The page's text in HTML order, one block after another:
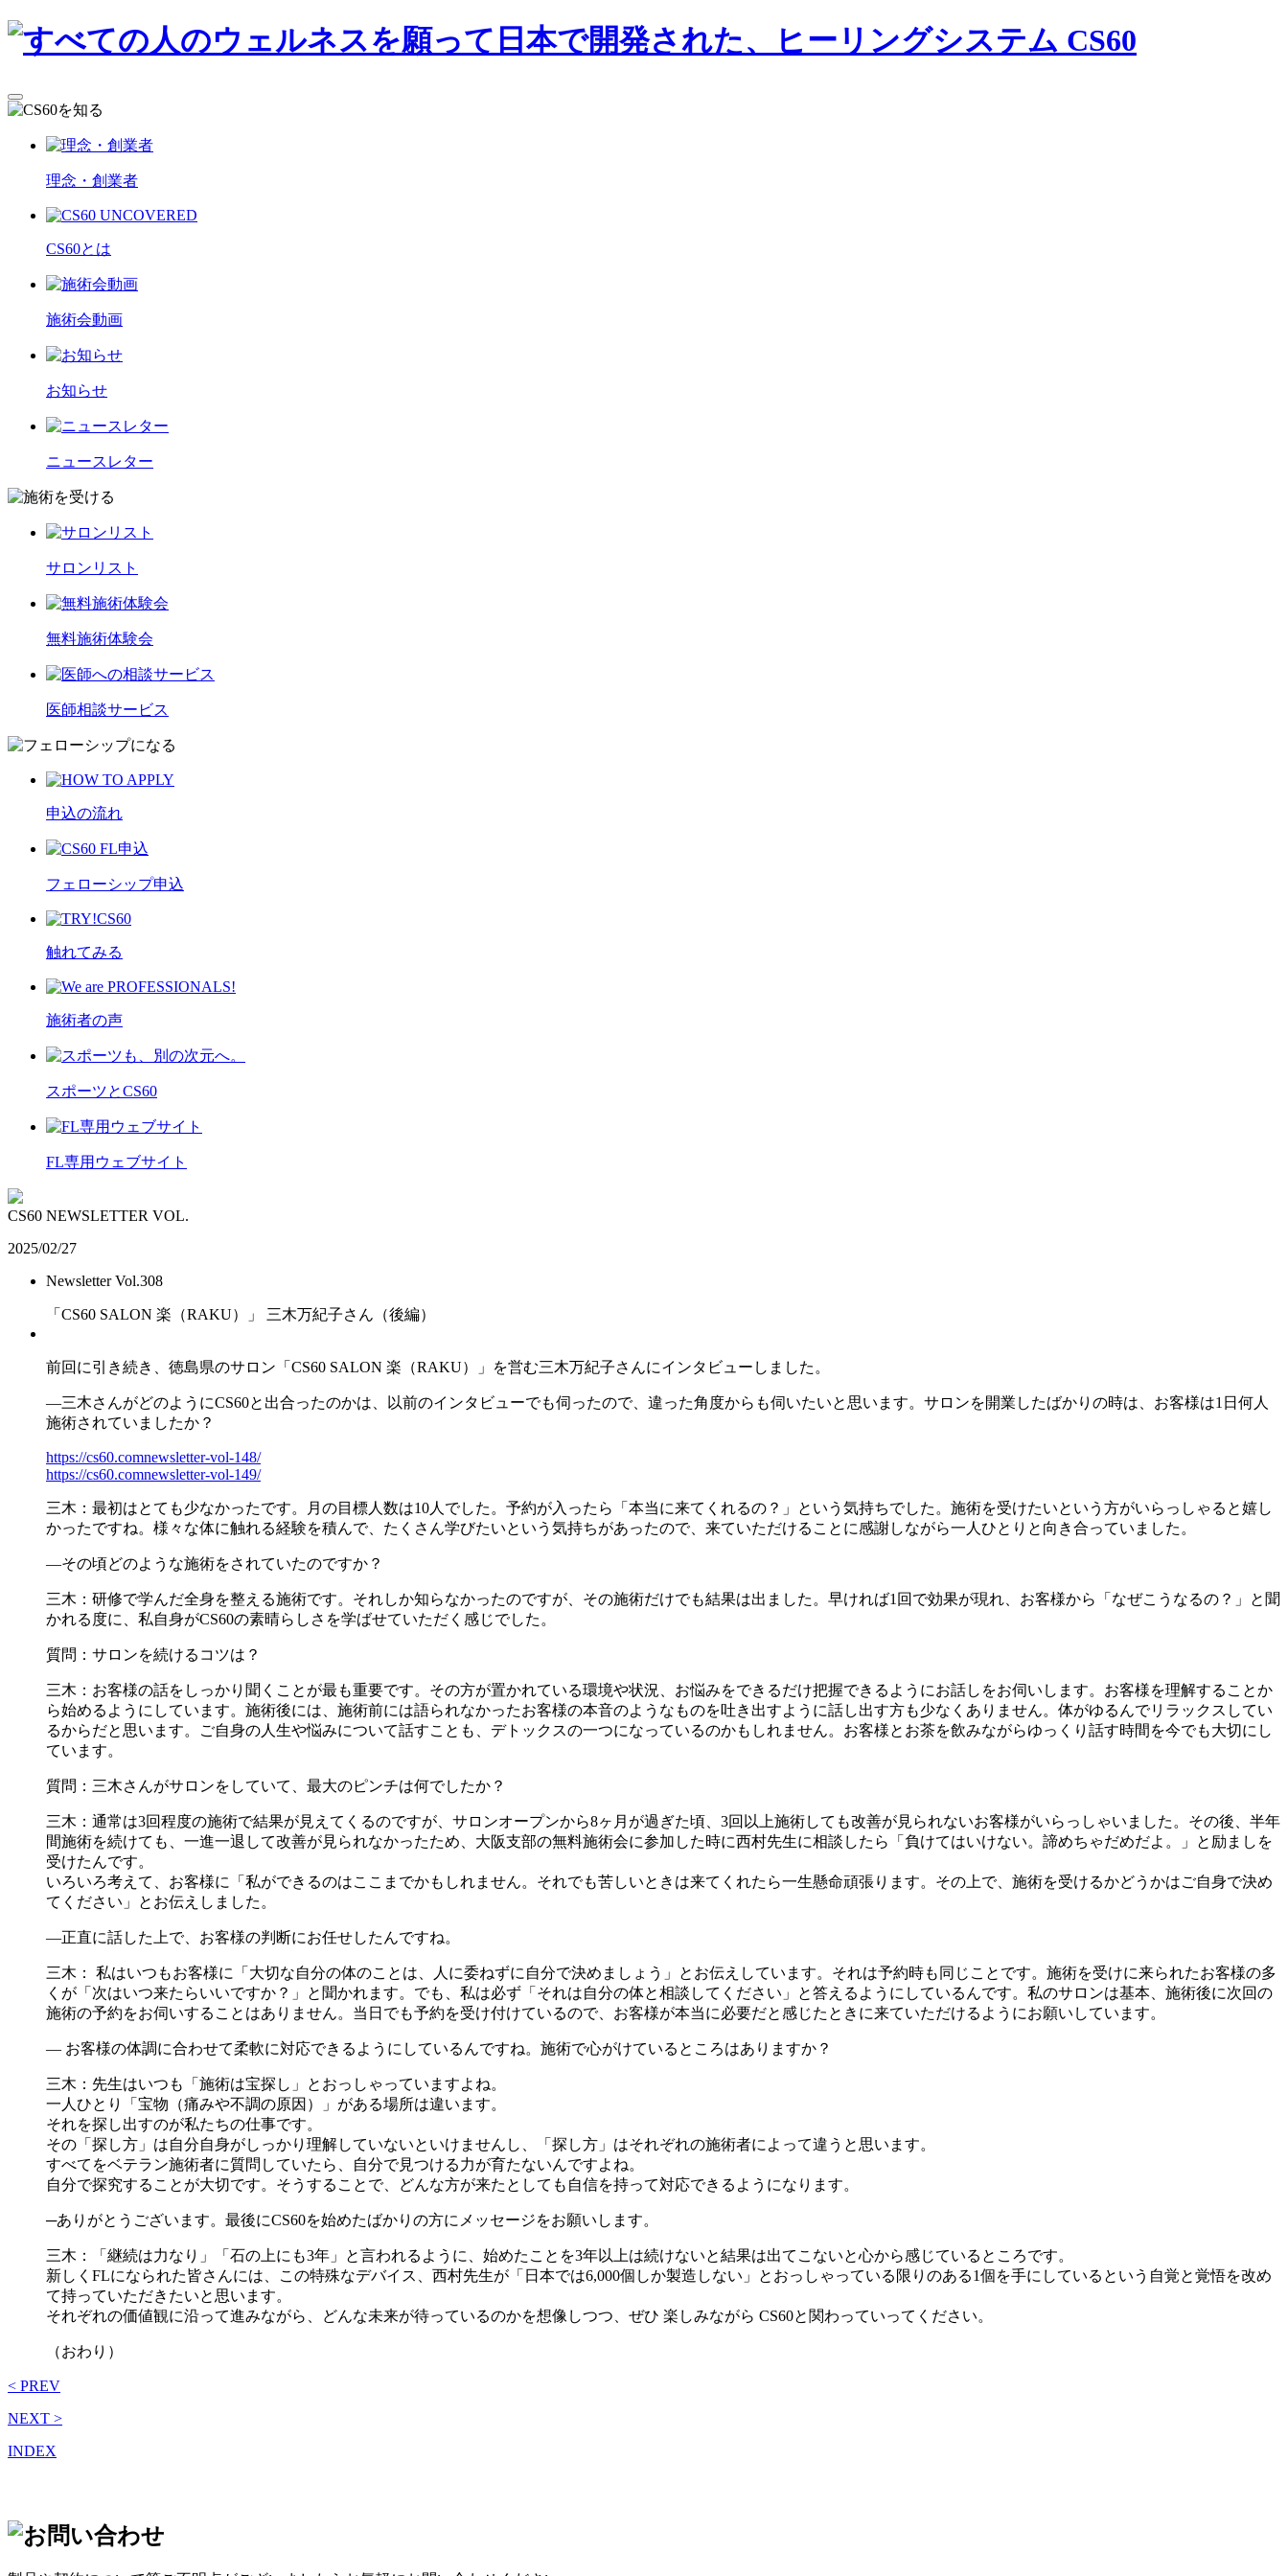
理念・創業者
CS60とは
施術会動画
お知らせ
ニュースレター
サロンリスト
無料施術体験会
医師相談サービス
申込の流れ
フェローシップ申込
触れてみる
施術者の声
スポーツとCS60
FL専用ウェブサイト
CS60 NEWSLETTER VOL.
2025/02/27
Newsletter Vol.308
「CS60 SALON 楽（RAKU）」 三木万紀子さん（後編）
前回に引き続き、徳島県のサロン「CS60 SALON 楽（RAKU）」を営む三木万紀子さんにインタビューしました。
―三木さんがどのようにCS60と出合ったのかは、以前のインタビューでも伺ったので、違った角度からも伺いたいと思います。サロンを開業したばかりの時は、お客様は1日何人
施術されていましたか？
https://cs60.comnewsletter-vol-148/
https://cs60.comnewsletter-vol-149/
三木：最初はとても少なかったです。月の目標人数は10人でした。予約が入ったら「本当に来てくれるの？」という気持ちでした。施術を受けたいという方がいらっしゃると嬉し
かったですね。様々な体に触れる経験を積んで、たくさん学びたいという気持ちがあったので、来ていただけることに感謝しながら一人ひとりと向き合っていました。
―その頃どのような施術をされていたのですか？
三木：研修で学んだ全身を整える施術です。それしか知らなかったのですが、その施術だけでも結果は出ました。早ければ1回で効果が現れ、お客様から「なぜこうなるの？」と聞
かれる度に、私自身がCS60の素晴らしさを学ばせていただく感じでした。
質問：サロンを続けるコツは？
三木：お客様の話をしっかり聞くことが最も重要です。その方が置かれている環境や状況、お悩みをできるだけ把握できるようにお話しをお伺いします。お客様を理解することか
ら始めるようにしています。施術後には、施術前には語られなかったお客様の本音のようなものを吐き出すように話し出す方も少なくありません。体がゆるんでリラックスしてい
るからだと思います。ご自身の人生や悩みについて話すことも、デトックスの一つになっているのかもしれません。お客様とお茶を飲みながらゆっくり話す時間を今でも大切にし
ています。
質問：三木さんがサロンをしていて、最大のピンチは何でしたか？
三木：通常は3回程度の施術で結果が見えてくるのですが、サロンオープンから8ヶ月が過ぎた頃、3回以上施術しても改善が見られないお客様がいらっしゃいました。その後、半年
間施術を続けても、一進一退して改善が見られなかったため、大阪支部の無料施術会に参加した時に西村先生に相談したら「負けてはいけない。諦めちゃだめだよ。」と励ましを
受けたんです。
いろいろ考えて、お客様に「私ができるのはここまでかもしれません。それでも苦しいときは来てくれたら一生懸命頑張ります。その上で、施術を受けるかどうかはご自身で決め
てください」とお伝えしました。
―正直に話した上で、お客様の判断にお任せしたんですね。
三木： 私はいつもお客様に「大切な自分の体のことは、人に委ねずに自分で決めましょう」とお伝えしています。それは予約時も同じことです。施術を受けに来られたお客様の多
くが「次はいつ来たらいいですか？」と聞かれます。でも、私は必ず「それは自分の体と相談してください」と答えるようにしているんです。私のサロンは基本、施術後に次回の
施術の予約をお伺いすることはありません。当日でも予約を受け付けているので、お客様が本当に必要だと感じたときに来ていただけるようにお願いしています。
― お客様の体調に合わせて柔軟に対応できるようにしているんですね。施術で心がけているところはありますか？
三木：先生はいつも「施術は宝探し」とおっしゃっていますよね。
一人ひとり「宝物（痛みや不調の原因）」がある場所は違います。
それを探し出すのが私たちの仕事です。
その「探し方」は自分自身がしっかり理解していないといけませんし、「探し方」はそれぞれの施術者によって違うと思います。
すべてをベテラン施術者に質問していたら、自分で見つける力が育たないんですよね。
自分で探究することが大切です。そうすることで、どんな方が来たとしても自信を持って対応できるようになります。
─ありがとうございます。最後にCS60を始めたばかりの方にメッセージをお願いします。
三木：「継続は力なり」「石の上にも3年」と言われるように、始めたことを3年以上は続けないと結果は出てこないと心から感じているところです。
新しくFLになられた皆さんには、この特殊なデバイス、西村先生が「日本では6,000個しか製造しない」とおっしゃっている限りのある1個を手にしているという自覚と覚悟を改め
て持っていただきたいと思います。
それぞれの価値観に沿って進みながら、どんな未来が待っているのかを想像しつつ、ぜひ 楽しみながら CS60と関わっていってください。
（おわり）
< PREV
NEXT >
INDEX